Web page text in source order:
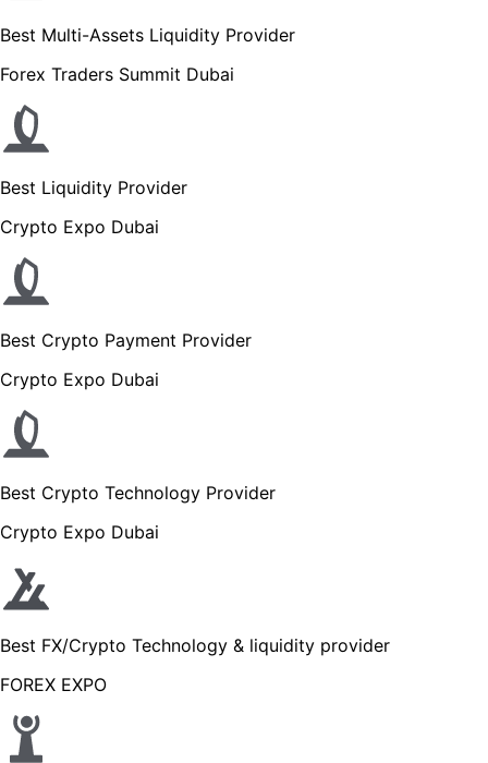
Best Multi-Assets Liquidity Provider
Forex Traders Summit Dubai
Best Liquidity Provider
Crypto Expo Dubai
Best Crypto Payment Provider
Crypto Expo Dubai
Best Crypto Technology Provider
Crypto Expo Dubai
Best FX/Crypto Technology & liquidity provider
FOREX EXPO